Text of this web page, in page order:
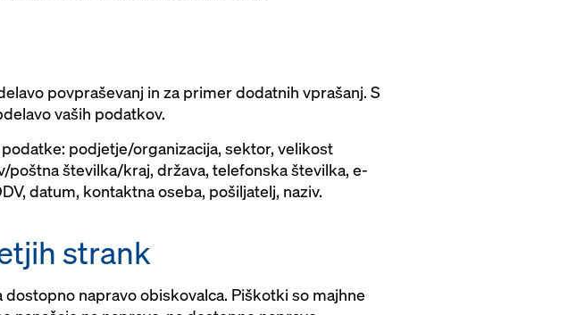
povpraševanj in za primer dodatnih vprašanj. S
vaših podatkov.
podjetje/organizacija, sektor, velikost
številka/kraj, država, telefonska številka, e-
datum, kontaktna oseba, pošiljatelj, naziv.
strank
napravo obiskovalca. Piškotki so majhne